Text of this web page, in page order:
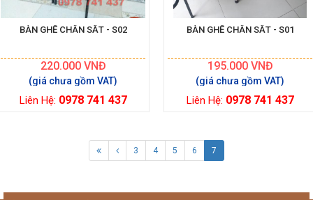
BÀN GHẾ CHÂN SẮT - S02
220.000VNĐ
Liên Hệ: 0978 741 437
BÀN GHẾ CHÂN SẮT - S01
195.000VNĐ
Liên Hệ: 0978 741 437
3 4 5 6 7